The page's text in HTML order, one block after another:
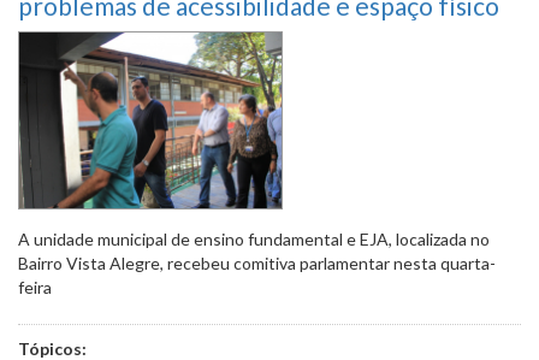
A unidade municipal de ensino fundamental e EJA, localizada no
Bairro Vista Alegre, recebeu comitiva parlamentar nesta quarta-
feira
Tópicos: